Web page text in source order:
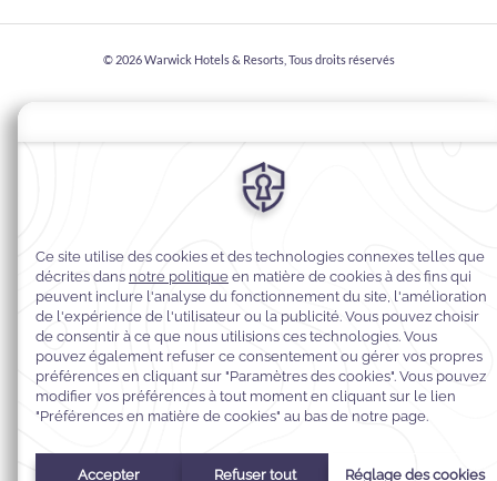
© 2026Warwick Hotels & Resorts, Tous droits réservés